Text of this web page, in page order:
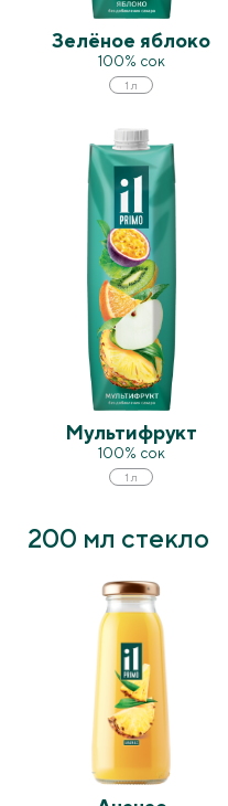
Зелёное яблоко
100% сок
1 л
Мультифрукт
100% сок
1 л
200 мл стекло